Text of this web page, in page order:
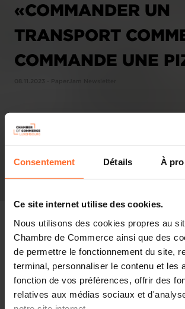
Consentement Détails À
Ce site internet utilise des cookies.
Nous utilisons des cookies propres au
Chambre de Commerce ainsi que des
de permettre le fonctionnement du site,
terminal, personnaliser le contenu et les
fonction de vos préférences, offrir des
relatives aux médias sociaux et
«COMMANDER UN
TRANSPORT
COMMANDE UNE
In the press
Share this article